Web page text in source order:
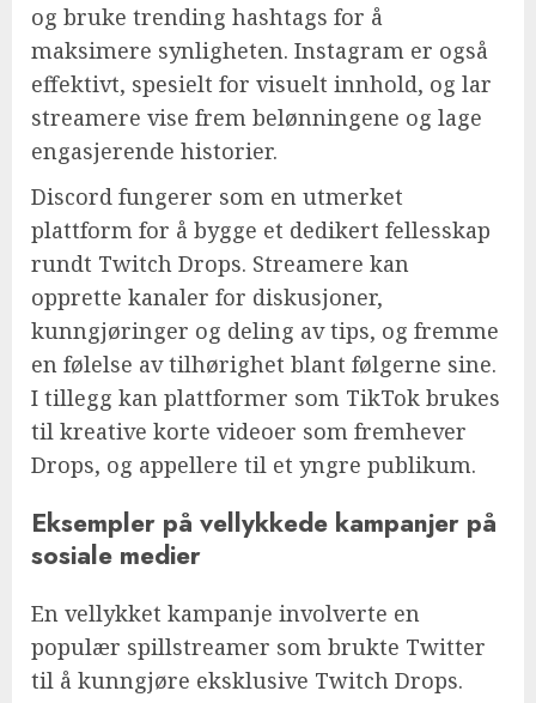
og bruke trending hashtags for å
maksimere synligheten. Instagram er også
effektivt, spesielt for visuelt innhold, og lar
streamere vise frem belønningene og lage
engasjerende historier.
Discord fungerer som en utmerket
plattform for å bygge et dedikert fellesskap
rundt Twitch Drops. Streamere kan
opprette kanaler for diskusjoner,
kunngjøringer og deling av tips, og fremme
en følelse av tilhørighet blant følgerne sine.
I tillegg kan plattformer som TikTok brukes
til kreative korte videoer som fremhever
Drops, og appellere til et yngre publikum.
Eksempler på vellykkede kampanjer på
sosiale medier
En vellykket kampanje involverte en
populær spillstreamer som brukte Twitter
til å kunngjøre eksklusive Twitch Drops.